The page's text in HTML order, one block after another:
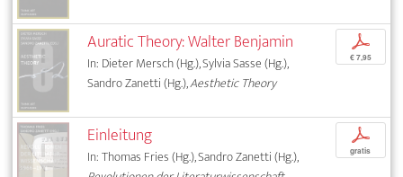
Auratic Theory: Walter Benjamin
In: Dieter Mersch (Hg.), Sylvia Sasse (Hg.),
Sandro Zanetti (Hg.),Aesthetic Theory
p
€ 7,95
Einleitung
In: Thomas Fries (Hg.), Sandro Zanetti (Hg.),
p
gratis